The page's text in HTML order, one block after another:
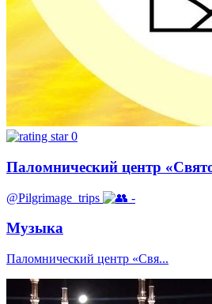
0
Паломнический центр
@Pilgrimage_trips -
Музыка
Паломнический центр «Свя...